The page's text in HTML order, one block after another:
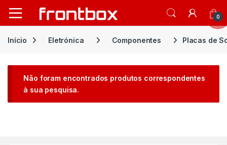
Open 0
Início Eletrónica Componentes Placas de
Não foram encontrados produtos correspondentes
à sua pesquisa.